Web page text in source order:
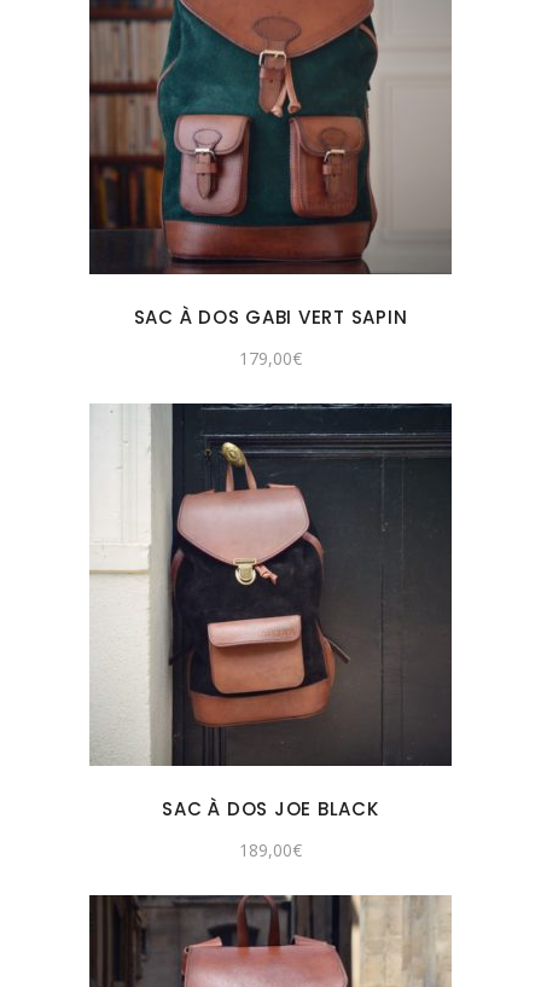
SAC À DOS GABI VERT SAPIN
179,00€
SAC À DOS JOE BLACK
189,00€